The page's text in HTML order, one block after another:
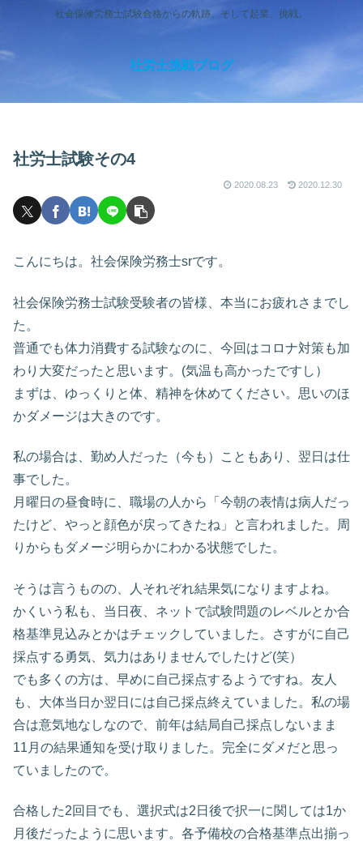
社会保険労務士試験合格からの軌跡、そして起業、挑戦。
社労士挑戦ブログ
社労士試験その4
2020.08.23 2020.12.30
こんにちは。社会保険労務士srです。
社会保険労務士試験受験者の皆様、本当にお疲れさまでし
た。
普通でも体力消費する試験なのに、今回はコロナ対策も加
わり大変だったと思います。(気温も高かったですし）
まずは、ゆっくりと体、精神を休めてください。思いのほ
かダメージは大きのです。
私の場合は、勤め人だった（今も）こともあり、翌日は仕
事でした。
月曜日の昼食時に、職場の人から「今朝の表情は病人だっ
たけど、やっと顔色が戻ってきたね」と言われました。周
りからもダメージ明らかにわかる状態でした。
そうは言うものの、人それぞれ結果気になりますよね。
かくいう私も、当日夜、ネットで試験問題のレベルとか合
格基準見込みとかはチェックしていました。さすがに自己
採点する勇気、気力はありませんでしたけど(笑）
でも多くの方は、早めに自己採点するようですね。友人
も、大体当日か翌日には自己採点終えていました。私の場
合は意気地なしなので、前年は結局自己採点しないまま
11月の結果通知を受け取りました。完全にダメだと思っ
ていましたので。
合格した2回目でも、選択式は2日後で択一に関しては1か
月後だったように思います。各予備校の合格基準点出揃っ